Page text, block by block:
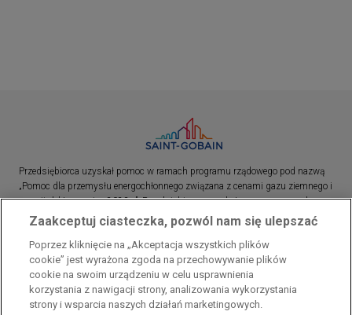
Przedsiębiorca uzyskał pomoc w ramach programu rządowego pod nazwą
„Pomoc dla przemysłu energochłonnego związana z cenami gazu ziemnego i
energii elektrycznej w 2023 r.”. Przedsiębiorca uzyskał pomoc w ramach
programu rządowego pod nazwą: „Pomoc dla sektorów energochłonnych
związana z nagłymi wzrostami cen gazu ziemnego i energii elektrycznej w
2022 r.”
Zaakceptuj ciasteczka, pozwól nam się ulepszać
Poprzez kliknięcie na „Akceptacja wszystkich plików
cookie” jest wyrażona zgoda na przechowywanie plików
cookie na swoim urządzeniu w celu usprawnienia
korzystania z nawigacji strony, analizowania wykorzystania
strony i wsparcia naszych działań marketingowych.